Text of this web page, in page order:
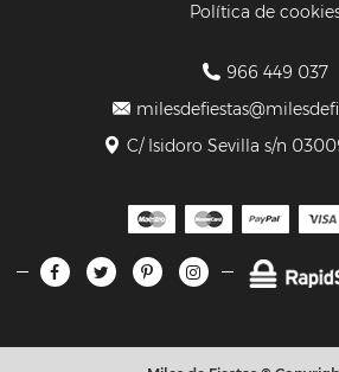
Política de
966 449 037
C/ Isidoro Sevilla s/n